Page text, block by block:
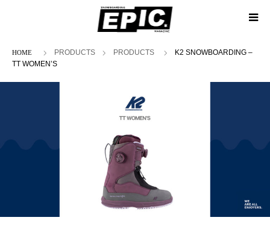
ホームPRODUCTS PRODUCTS
K2 SNOWBOARDING –
TT WOMEN’S